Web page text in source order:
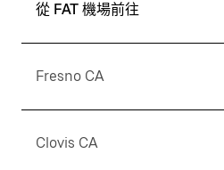
從 FAT 機場前往
Fresno CA
Clovis CA